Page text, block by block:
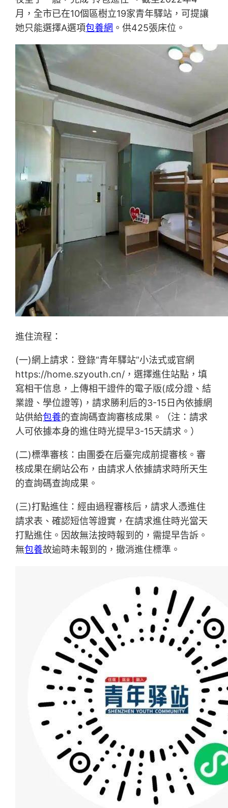
月，全市已在10個區樹立19家青年驛站，可提讓
她只能選擇A選項包養網 。供425張床位。
進住流程：
(一)網上請求：登錄“青年驛站”小法式或官網
https://home.szyouth.cn/，選擇進住站點，填
寫相干信息，上傳相干證件的電子版(成分證、結
業證、學位證等)，請求勝利后的3-15日內依據網
站供給包養的查詢碼查詢審核成果。（注：請求
人可依據本身的進住時光提早3-15天請求。）
(二)標準審核：由團委在后臺完成前提審核。審
核成果在網站公布，由請求人依據請求時所天生
的查詢碼查詢成果。
(三)打點進住：經由過程審核后，請求人憑進住
請求表、確認短信等證實，在請求進住時光當天
打點進住。因故無法按時報到的，需提早告訴。
無包養故逾時未報到的，撤消進住標準。